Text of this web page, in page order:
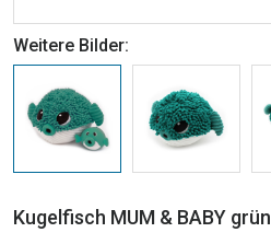
Weitere Bilder:
Kugelfisch MUM & BABY grün